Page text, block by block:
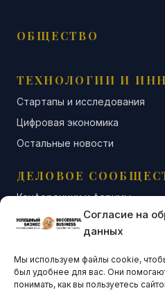
Согласие на
данных
Мы используем файлы cookie,
был удобнее для вас. Они
понимать, как вы пользуетесь
ОБЩЕСТВО
ТЕХНОЛОГИИ И
Стартапы и исследования
Цифровая экономика
Остальные новости
ДЕЛОВОЕ
Конференции и форумы
Бизнес-клубы и ассоциации
Остальные новости
АНАЛИТИКА И